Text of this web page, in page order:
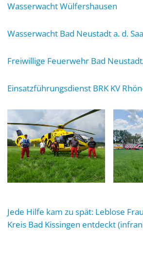
Wasserwacht Wülfershausen
Wasserwacht Bad Neustadt a. d.
Freiwillige Feuerwehr Bad
Einsatzführungsdienst BRK KV
Jede Hilfe kam zu spät: Leblose
Kreis Bad Kissingen entdeckt